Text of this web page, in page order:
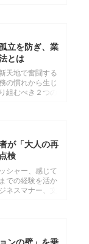
立を防ぎ、業
とは
天地で奮闘する
の慣れから生じ
組むべき２つの
が「大人の再
検
シャー、感じて
での経験を活か
ネスマナー、文